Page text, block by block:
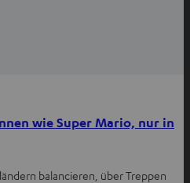
wie Super Mario, nur in
balancieren, über Treppen